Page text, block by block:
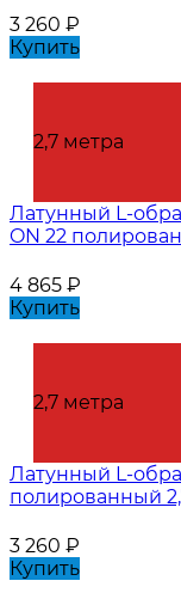
3 260 ₽
Купить
2,7 метра
Латунный L-
ON 22
4 865 ₽
Купить
2,7 метра
Латунный L-
полированный
3 260 ₽
Купить